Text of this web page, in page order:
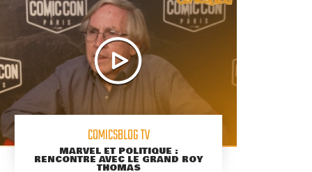
COMICSBLOG TV
MARVEL ET POLITIQUE :
RENCONTRE AVEC LE GRAND ROY
THOMAS